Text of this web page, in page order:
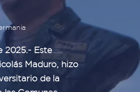
2025.- Este
Maduro, hizo
de la